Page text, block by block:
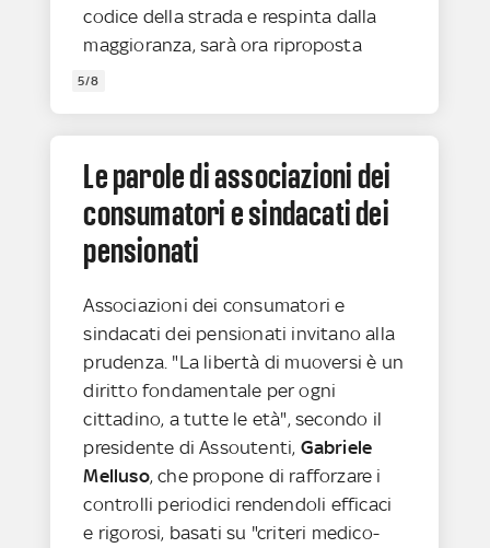
codice della strada e respinta dalla
maggioranza, sarà ora riproposta
5/8
Le parole di associazioni dei
consumatori e sindacati dei
pensionati
Associazioni dei consumatori e
sindacati dei pensionati invitano alla
prudenza. "La libertà di muoversi è un
diritto fondamentale per ogni
cittadino, a tutte le età", secondo il
presidente di Assoutenti, Gabriele
Melluso, che propone di rafforzare i
controlli periodici rendendoli efficaci
e rigorosi, basati su "criteri medico-